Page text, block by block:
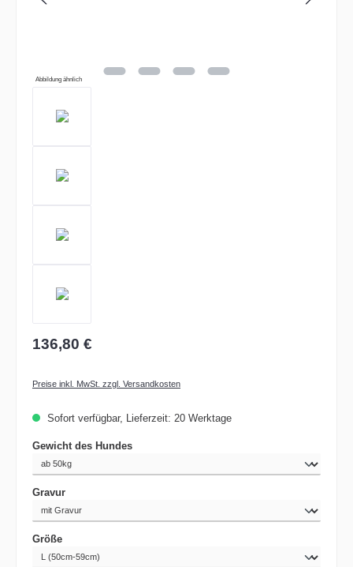
Abbildung ähnlich
136,80 €
Preise inkl. MwSt. zzgl. Versandkosten
Sofort verfügbar, Lieferzeit: 20 Werktage
Gewicht des Hundesauswählen
Gravurauswählen
Größeauswählen